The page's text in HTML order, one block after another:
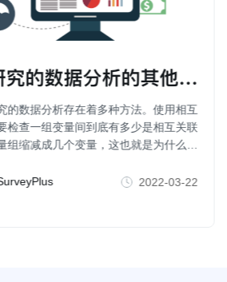
探索性研究的数据分析的其他方法（
的数据分析存在着多种方法。使用相互
检查一组变量间到底有多少是相互关联
组缩减成几个变量，这也就是为什么一
2022-03-22